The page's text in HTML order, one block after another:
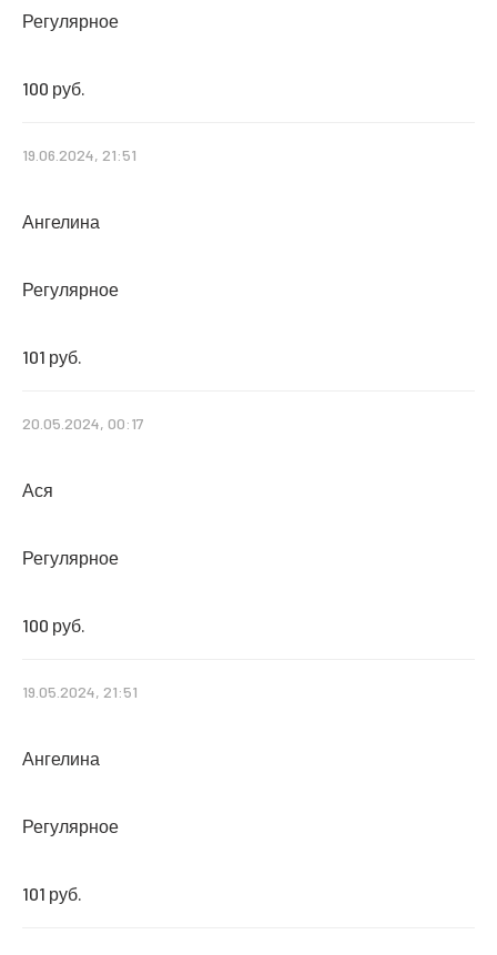
Регулярное
100 руб.
19.06.2024, 21:51
Ангелина
Регулярное
101 руб.
20.05.2024, 00:17
Ася
Регулярное
100 руб.
19.05.2024, 21:51
Ангелина
Регулярное
101 руб.